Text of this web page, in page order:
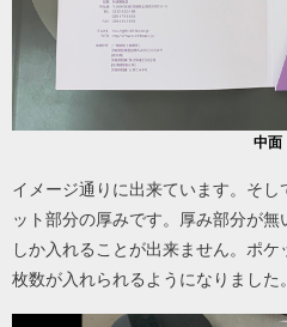
中面
イメージ通りに出来ています。そ
ット部分の厚みです。厚み部分が
しか入れることが出来ません。ポ
枚数が入れられるようになりました。